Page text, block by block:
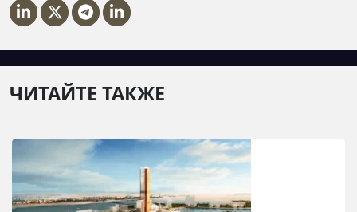
ЧИТАЙТЕ ТАКЖЕ